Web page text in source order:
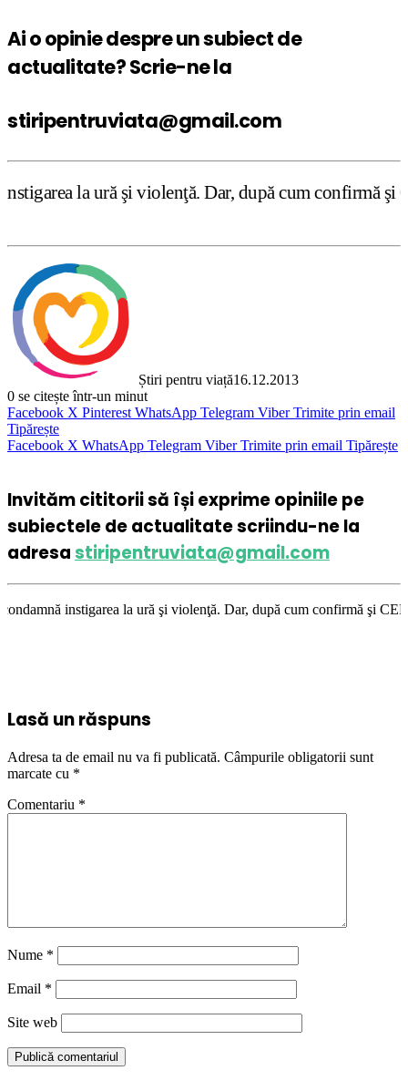
Ai o opinie despre un subiect de
actualitate? Scrie-ne la
stiripentruviata@gmail.com
şi violenţă. Dar, după cum confirmă şi CEDO în
Știri pentru viață16.12.2013
0 se citește într-un minut
Facebook X Pinterest WhatsApp Telegram Viber Trimite prin email
Tipărește
Facebook X WhatsApp Telegram Viber Trimite prin email Tipărește
Invităm cititorii să își exprime opiniile pe
subiectele de actualitate scriindu-ne la
adresastiripentruviata@gmail.com
la ură şi violenţă. Dar, după cum confirmă şi CEDO în cazul
Lasă un răspuns
Adresa ta de email nu va fi publicată. Câmpurile obligatorii sunt
marcate cu *
Comentariu *
Nume *
Email *
Site web